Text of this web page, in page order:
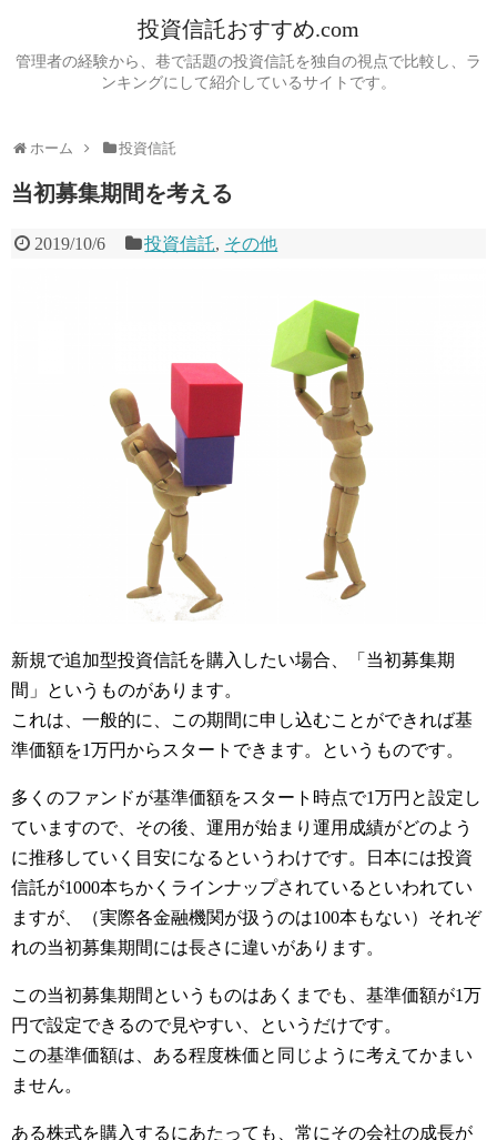
投資信託おすすめ.com
管理者の経験から、巷で話題の投資信託を独自の視点で比較し、ラ
ンキングにして紹介しているサイトです。
ホーム 投資信託
当初募集期間を考える
2019/10/6 投資信託, その他
新規で追加型投資信託を購入したい場合、「当初募集期
間」というものがあります。
これは、一般的に、この期間に申し込むことができれば基
準価額を1万円からスタートできます。というものです。
多くのファンドが基準価額をスタート時点で1万円と設定し
ていますので、その後、運用が始まり運用成績がどのよう
に推移していく目安になるというわけです。日本には投資
信託が1000本ちかくラインナップされているといわれてい
ますが、（実際各金融機関が扱うのは100本もない）それぞ
れの当初募集期間には長さに違いがあります。
この当初募集期間というものはあくまでも、基準価額が1万
円で設定できるので見やすい、というだけです。
この基準価額は、ある程度株価と同じように考えてかまい
ません。
ある株式を購入するにあたっても、常にその会社の成長が